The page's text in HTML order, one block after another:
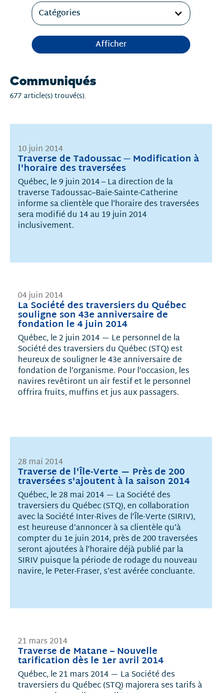
Catégories
Afficher
Communiqués
677 article(s) trouvé(s).
Traverse de Tadoussac ─ Modification à
l'horaire des traversées
10 juin 2014
Québec, le 9 juin 2014 – La direction de la
traverse Tadoussac–Baie-Sainte-Catherine
informe sa clientèle que l’horaire des traversées
sera modifié du 14 au 19 juin 2014
inclusivement.
La Société des traversiers du Québec
souligne son 43e anniversaire de
fondation le 4 juin 2014
04 juin 2014
Québec, le 2 juin 2014 — Le personnel de la
Société des traversiers du Québec (STQ) est
heureux de souligner le 43e anniversaire de
fondation de l’organisme. Pour l’occasion, les
navires revêtiront un air festif et le personnel
offrira fruits, muffins et jus aux passagers.
Traverse de l'Île-Verte — Près de 200
traversées s'ajoutent à la saison 2014
28 mai 2014
Québec, le 28 mai 2014 — La Société des
traversiers du Québec (STQ), en collaboration
avec la Société Inter-Rives de l’Île-Verte (SIRIV),
est heureuse d’annoncer à sa clientèle qu’à
compter du 1e juin 2014, près de 200 traversées
seront ajoutées à l’horaire déjà publié par la
SIRIV puisque la période de rodage du nouveau
navire, le Peter-Fraser, s’est avérée concluante.
Traverse de Matane – Nouvelle
tarification dès le 1er avril 2014
21 mars 2014
Québec, le 21 mars 2014 — La Société des
traversiers du Québec (STQ) majorera ses tarifs à